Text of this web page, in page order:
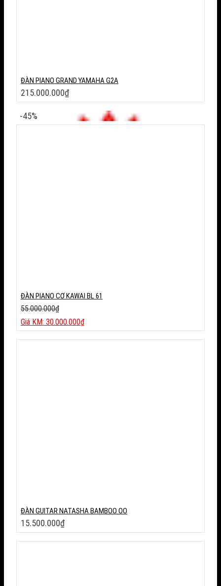
ĐÀN PIANO GRAND YAMAHA G2A
215.000.000₫
-45%
ĐÀN PIANO CƠ KAWAI BL 61
55.000.000₫
Giá
gốc
là:
30.000.000₫
Giá
hiện
ĐÀN GUITAR NATASHA BAMBOO OO
15.500.000₫